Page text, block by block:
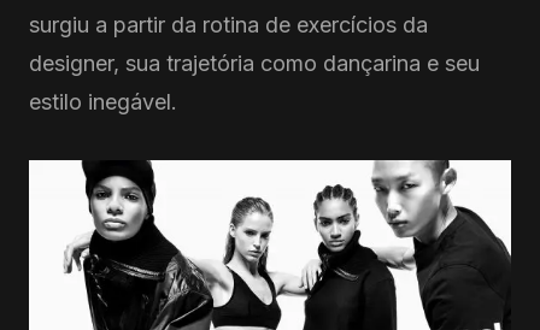
surgiu a partir da rotina de exercícios da
designer, sua trajetória como dançarina e seu
estilo inegável.